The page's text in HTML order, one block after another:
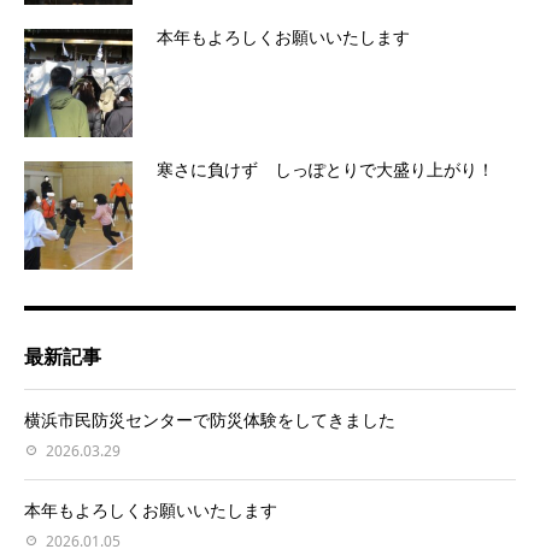
本年もよろしくお願いいたします
寒さに負けず しっぽとりで大盛り上がり！
最新記事
横浜市民防災センターで防災体験をしてきました
2026.03.29
本年もよろしくお願いいたします
2026.01.05